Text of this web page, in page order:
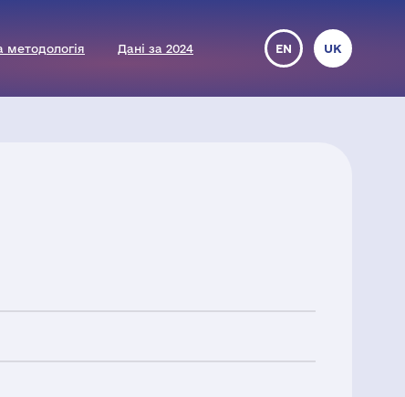
методологія Дані за 2024 EN UK